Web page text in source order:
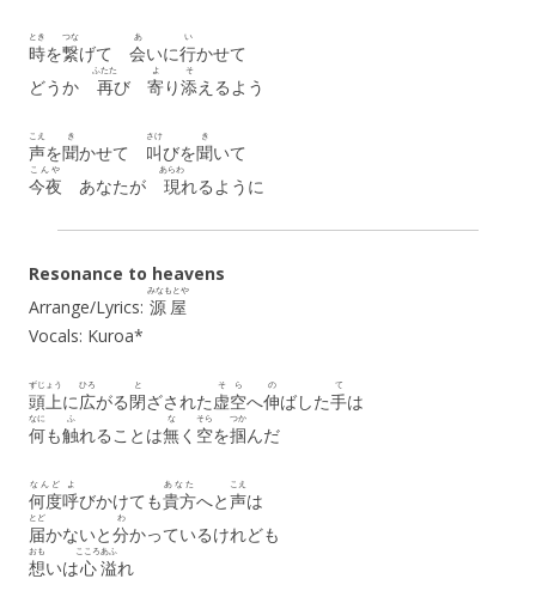
時
とき
を繋
つな
げて 会
あ
いに行
い
かせて
どうか 再
ふたた
び 寄
よ
り添
そ
えるよう
声
こえ
を聞
き
かせて 叫
さけ
びを聞
き
いて
今夜
こんや
あなたが 現
あらわ
れるように
Resonance to heavens
Arrange/Lyrics: 源屋
みなもとや
Vocals: Kuroa*
頭上
ずじょう
に広
ひろ
がる閉
と
ざされた虚空
そら
へ伸
の
ばした手
て
は
何
なに
も触
ふ
れることは無
な
く 空
そら
を掴
つか
んだ
何度
なんど
呼
よ
びかけても貴方
あなた
へと声
こえ
は
届
とど
かないと分
わ
かっているけれども
想
おも
いは心
こころ
溢
あふ
れ